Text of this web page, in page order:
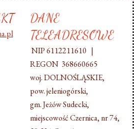
DANE
TELEADRESOWE
NIP 6112211610 |
REGON 368660665
woj. DOLNOŚLĄSKIE,
pow. jeleniogórski,
gm. Jeżów Sudecki,
miejscowość Czernica, nr 74,